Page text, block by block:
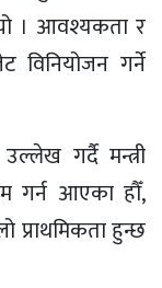
। आवश्यकता र
विनियोजन गर्ने
गर्दै मन्त्री
गर्न आएका हौँ,
प्राथमिकता हुन्छ